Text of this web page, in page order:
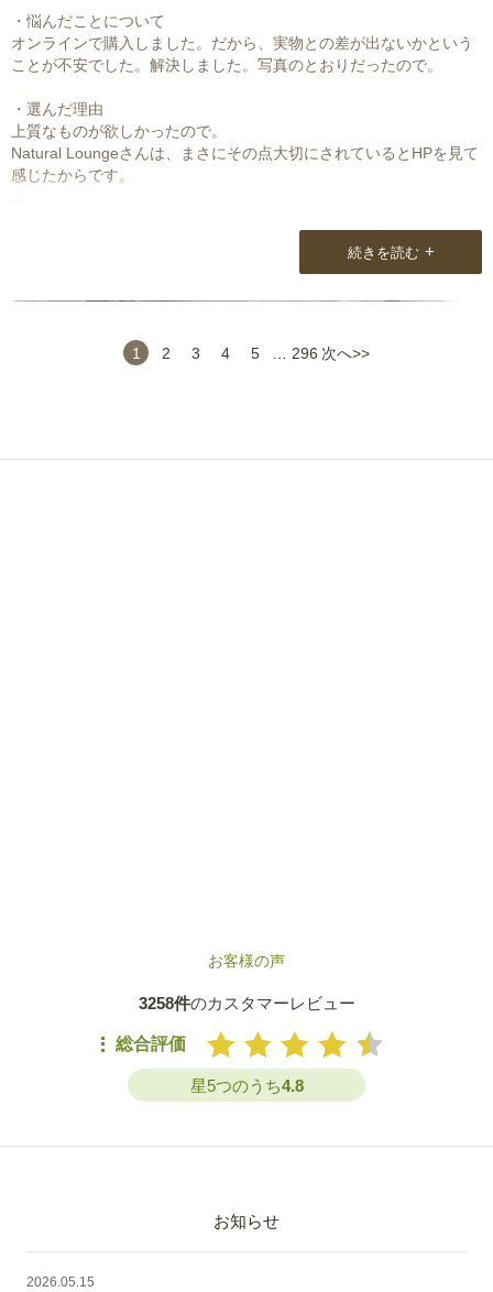
・悩んだことについて
オンラインで購入しました。だから、実物との差が出ないかという
ことが不安でした。解決しました。写真のとおりだったので。
・選んだ理由
上質なものが欲しかったので。
Natural Loungeさんは、まさにその点大切にされているとHPを見て
感じたからです。
のスゴク光沢が増すんです。すさまじい存在感で、私のグレードを
ックを着る。ものすごくシンプルでしょ？そこにストールを巻く
が出来るのね。本当に助かる。すばらしいッッッ。
それと職場の若い子に「きゃー♡オバタさんステキぃ～♡」と言っ
続きを読む +
1 2 3 4 5 296 次へ>>
お客様の声
3258件のカスタマーレビュー
総合評価
星5つのうち4.8
お知らせ
2026.05.15